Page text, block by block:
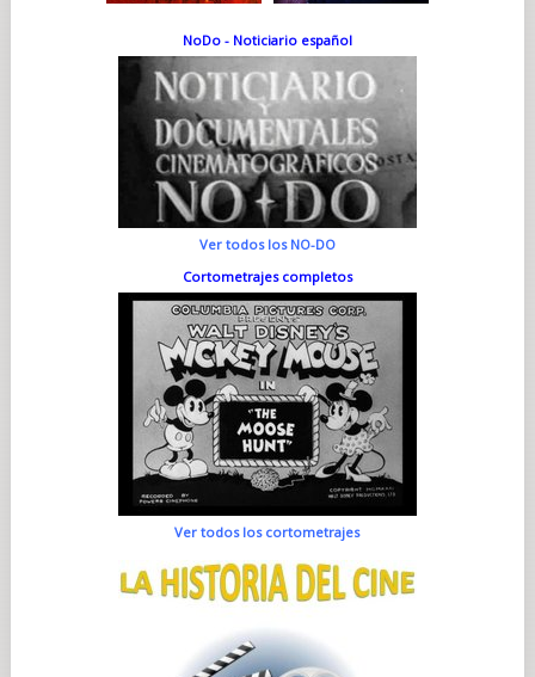
NoDo - Noticiario español
Ver todos los NO-DO
Cortometrajes completos
Ver todos los cortometrajes